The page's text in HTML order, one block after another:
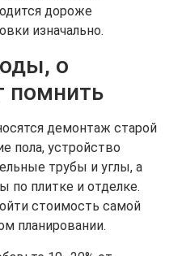
дороже
изначально.
о
помнить
демонтаж старой
пола, устройство
трубы и углы, а
плитке и отделке.
стоимость самой
планировании.